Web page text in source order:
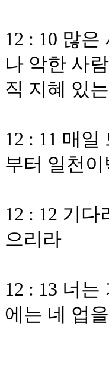
12 : 10 많
나 악한 사
직 지혜 있
12 : 11 매
부터 일천
12 : 12 기
으리라
12 : 13 너
에는 네 업